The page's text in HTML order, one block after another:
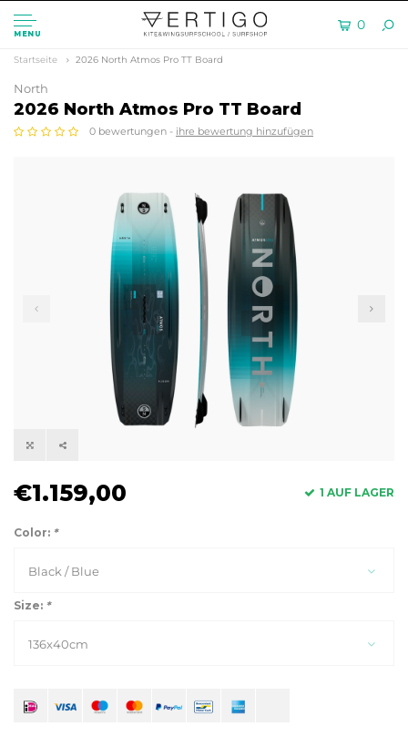
MENU
0
Startseite 2026 North Atmos Pro TT Board
North
2026 North Atmos Pro TT Board
0 bewertungen - ihre bewertung hinzufügen
€1.159,00 1 AUF LAGER
Color: *
Black / Blue
Size: *
136x40cm